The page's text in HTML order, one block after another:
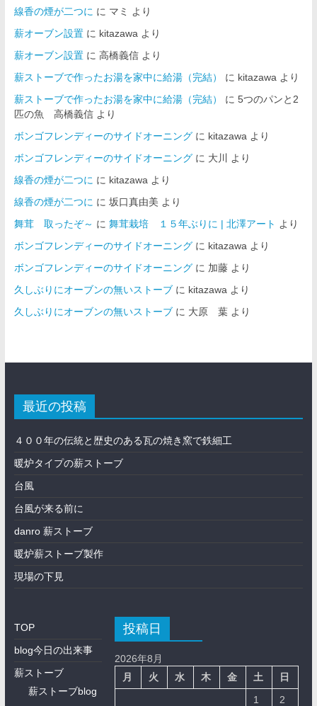
線香の煙が二つに に マミ
より
薪オーブン設置に kitazawa より
薪オーブン設置に 高橋義信より
薪ストーブで作ったお湯を家中に給湯（完結）
に kitazawa より
薪ストーブで作ったお湯を家中に給湯（完結）
に 5つのパンと2
匹の魚 高橋義信より
ボンゴフレンディーのサイドオーニングに kitazawa より
ボンゴフレンディーのサイドオーニングに 大川
より
線香の煙が二つに に kitazawa より
線香の煙が二つに に 坂口真由美 より
舞茸 取ったぞ～ に 舞茸栽培 １５年ぶりに | 北澤アート より
ボンゴフレンディーのサイドオーニングに kitazawa より
ボンゴフレンディーのサイドオーニングに 加藤より
久しぶりにオーブンの無いストーブに kitazawa より
久しぶりにオーブンの無いストーブに 大原 葉より
最近の投稿
４００年の伝統と歴史のある瓦の焼き窯で鉄細工
暖炉タイプの薪ストーブ
台風
台風が来る前に
danro 薪ストーブ
暖炉薪ストーブ製作
現場の下見
TOP
blog今日の出来事
薪ストーブ
薪ストーブblog
投稿日
2026年8月
月
火 水 木 金 土 日
1
2